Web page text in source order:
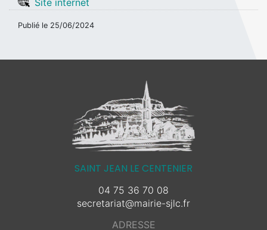
Site internet
Publié le 25/06/2024
SAINT JEAN LE CENTENIER
04 75 36 70 08
secretariat@mairie-sjlc.fr
ADRESSE